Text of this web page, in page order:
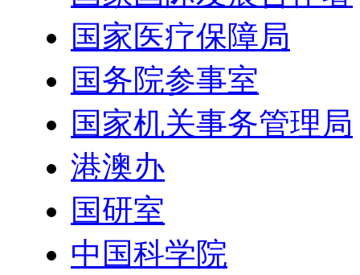
国家医疗保障局
国务院参事室
国家机关事务管理局
港澳办
国研室
中国科学院